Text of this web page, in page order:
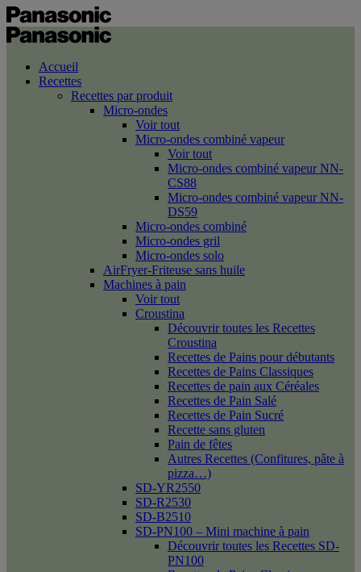
Accueil
Recettes
Recettes par produit
Micro-ondes
Voir tout
Micro-ondes combiné vapeur
Voir tout
Micro-ondes combiné vapeur NN-
CS88
Micro-ondes combiné vapeur NN-
DS59
Micro-ondes combiné
Micro-ondes gril
Micro-ondes solo
AirFryer-Friteuse sans huile
Machines à pain
Voir tout
Croustina
Découvrir toutes les Recettes
Croustina
Recettes de Pains pour débutants
Recettes de Pains Classiques
Recettes de pain aux Céréales
Recettes de Pain Salé
Recettes de Pain Sucré
Recette sans gluten
Pain de fêtes
Autres Recettes (Confitures, pâte à
pizza…)
SD-YR2550
SD-R2530
SD-B2510
SD-PN100 – Mini machine à pain
Découvrir toutes les Recettes SD-
PN100